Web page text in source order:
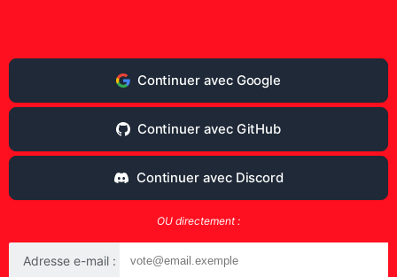
Continuer avec Google
Continuer avec GitHub
Continuer avec Discord
OU directement :
Adresse e-mail :